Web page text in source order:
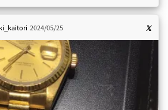
2024/05/25